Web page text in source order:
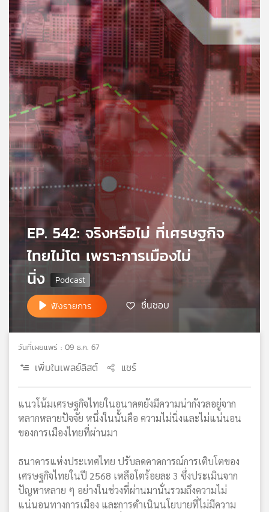
บทความ
ข่าว
และ
กิจกรรม
เกี่ยว
กับ
เรา
เครือ
ข่าย
ไทย
บี
เอส
วิทยุ
เครือ
ข่าย
EP. 542: จริงหรือไม่ ที่เศรษฐกิจ
ไทยไม่โต เพราะการเมืองไม่
นิ่ง
ฟังรายการ ชื่นชอบ
วันที่เผยแพร่ : 09 ธ.ค. 67
เพิ่มในเพลย์ลิสต์ แชร์
แนวโน้มเศรษฐกิจไทยในอนาคตยังมีความน่ากังวลอยู่จาก
หลากหลายปัจจัย หนึ่งในนั้นคือ ความไม่นิ่งและไม่แน่นอน
ของการเมืองไทยที่ผ่านมา
ธนาคารแห่งประเทศไทย ปรับลดคาดการณ์การเติบโตของ
เศรษฐกิจไทยในปี 2568 เหลือโตร้อยละ 3 ซึ่งประเมินจาก
ปัญหาหลาย ๆ อย่างในช่วงที่ผ่านมานั่นรวมถึงความไม่
แน่นอนทางการเมือง และการดำเนินนโยบายที่ไม่มีความ